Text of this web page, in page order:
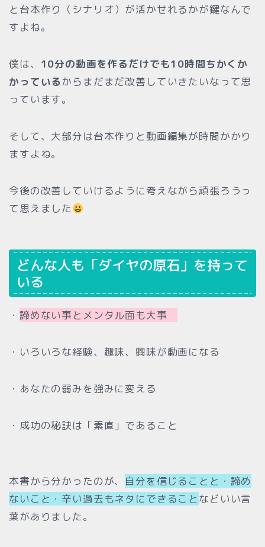
と台本作り（シナリオ）が活かせれるかが鍵なんで
すよね。
僕は、 10分の動画を作るだけでも10時間ちかくか
かっているからまだまだ改善していきたいなって思
っています。
そして、大部分は台本作りと動画編集が時間かかり
ますよね。
今後の改善していけるように考えながら頑張ろうっ
て思えました
どんな人も「ダイヤの原石」を持って
いる
・ 諦めない事とメンタル面も大事
・いろいろな経験、趣味、興味が動画になる
・あなたの弱みを強みに変える
・成功の秘訣は「素直」であること
本書から分かったのが、 自分を信じることと・諦め
ないこと・辛い過去もネタにできること などいい言
葉がありました。